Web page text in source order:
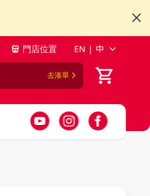
門店位置 EN | 中
去湊單